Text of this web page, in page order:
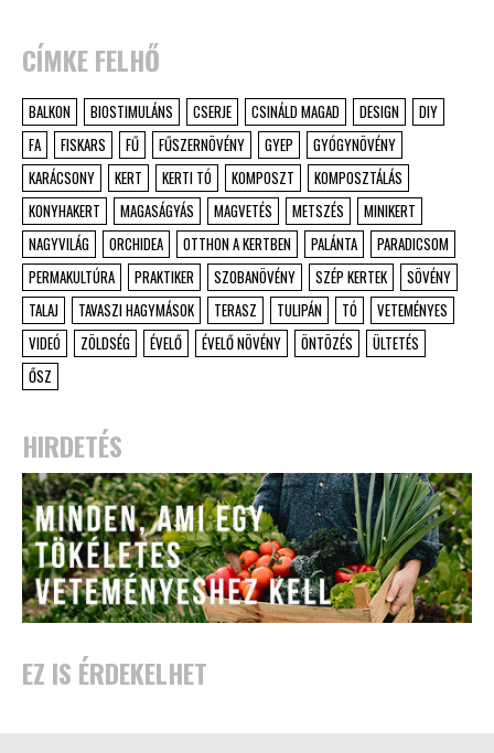
CÍMKE FELHŐ
BALKON BIOSTIMULÁNS CSERJE CSINÁLD MAGAD DESIGN
DIY
FA
FISKARS FŰ FŰSZERNÖVÉNY GYEP
GYÓGYNÖVÉNY
KARÁCSONY
KERT KERTI TÓ KOMPOSZT
KOMPOSZTÁLÁS
KONYHAKERT
MAGASÁGYÁS MAGVETÉS METSZÉS
MINIKERT
NAGYVILÁG
ORCHIDEA OTTHON A KERTBEN PALÁNTA
PARADICSOM
PERMAKULTÚRA
PRAKTIKER SZOBANÖVÉNY SZÉP KERTEK
SÖVÉNY
TALAJ
TAVASZI HAGYMÁSOK TERASZ TULIPÁN TÓ
VETEMÉNYES
VIDEÓ
ZÖLDSÉG ÉVELŐ ÉVELŐ NÖVÉNY ÖNTÖZÉS
ÜLTETÉS
ŐSZ
HIRDETÉS
EZ IS ÉRDEKELHET